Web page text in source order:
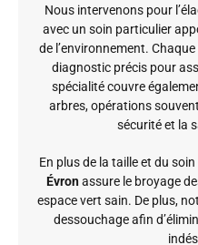
Nous intervenons pour
avec un soin particulier
de l’environnement.
diagnostic précis pour
spécialité couvre
arbres, opérations
sécurité et la
En plus de la taille et du
Évronassure le broyage
espace vert sain. De plus,
dessouchage afin